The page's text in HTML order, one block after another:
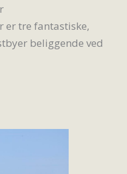
er tre fantastiske,
beliggende ved